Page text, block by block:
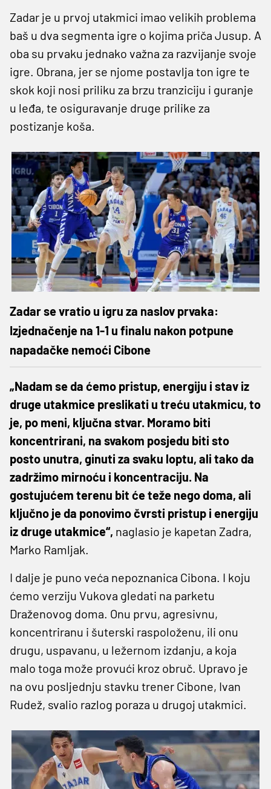
Zadar je u prvoj utakmici imao velikih problema
baš u dva segmenta igre o kojima priča Jusup. A
oba su prvaku jednako važna za razvijanje svoje
igre. Obrana, jer se njome postavlja ton igre te
skok koji nosi priliku za brzu tranziciju i guranje
u leđa, te osiguravanje druge prilike za
postizanje koša.
Zadar se vratio u igru za naslov prvaka:
Izjednačenje na 1-1 u finalu nakon potpune
napadačke nemoći Cibone
„Nadam se da ćemo pristup, energiju i stav iz
druge utakmice preslikati u treću utakmicu, to
je, po meni, ključna stvar. Moramo biti
koncentrirani, na svakom posjedu biti sto
posto unutra, ginuti za svaku loptu, ali tako da
zadržimo mirnoću i koncentraciju. Na
gostujućem terenu bit će teže nego doma, ali
ključno je da ponovimo čvrsti pristup i energiju
iz druge utakmice“, naglasio je kapetan Zadra,
Marko Ramljak.
I dalje je puno veća nepoznanica Cibona. I koju
ćemo verziju Vukova gledati na parketu
Draženovog doma. Onu prvu, agresivnu,
koncentriranu i šuterski raspoloženu, ili onu
drugu, uspavanu, u ležernom izdanju, a koja
malo toga može provući kroz obruč. Upravo je
na ovu posljednju stavku trener Cibone, Ivan
Rudež, svalio razlog poraza u drugoj utakmici.